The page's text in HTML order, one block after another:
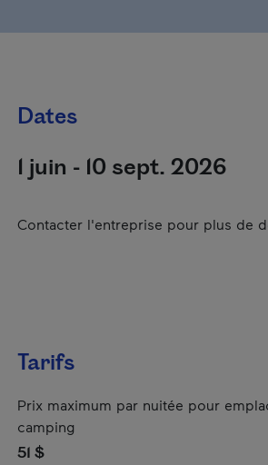
Dates
1 juin - 10 sept. 2026
Contacter l'entreprise pour plus de
Tarifs
Prix maximum par nuitée pour
camping
51 $